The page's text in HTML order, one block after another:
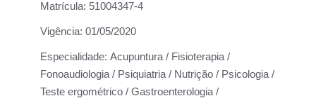
Matrícula: 51004347-4
Vigência: 01/05/2020
Especialidade: Acupuntura / Fisioterapia /
Fonoaudiologia / Psiquiatria / Nutrição / Psicologia /
Teste ergométrico / Gastroenterologia /